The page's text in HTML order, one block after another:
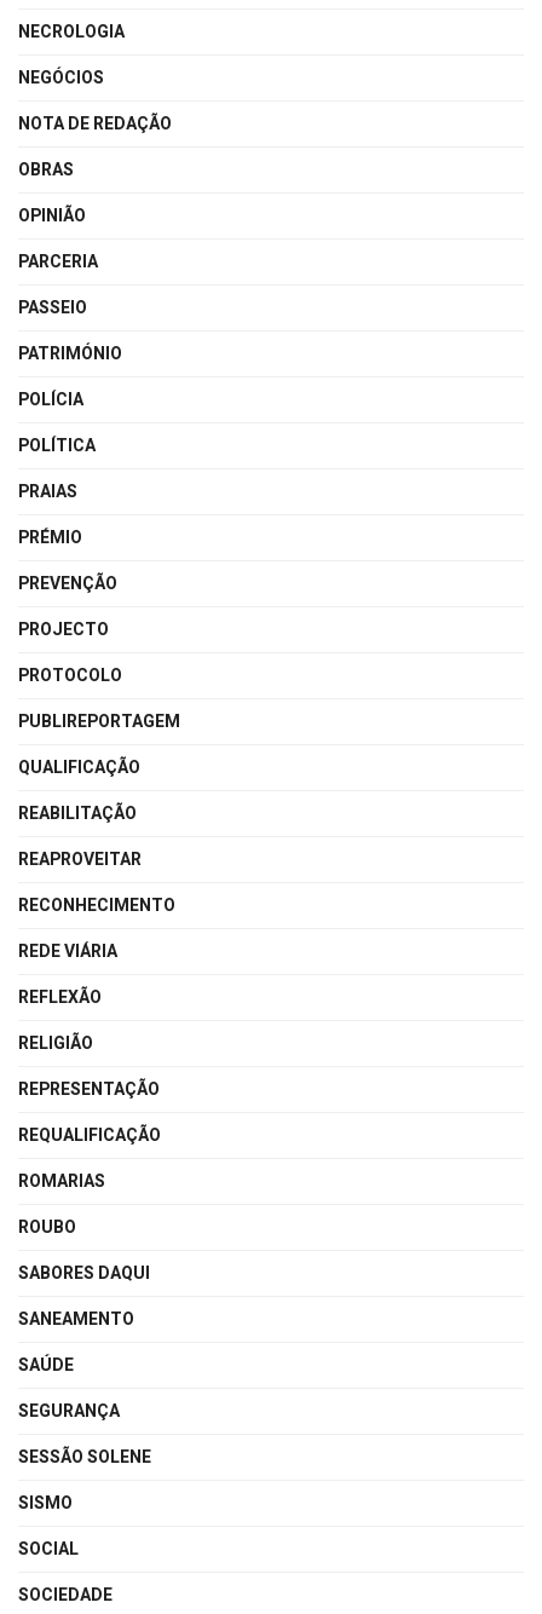
NECROLOGIA
NEGÓCIOS
NOTA DE REDAÇÃO
OBRAS
OPINIÃO
PARCERIA
PASSEIO
PATRIMÓNIO
POLÍCIA
POLÍTICA
PRAIAS
PRÉMIO
PREVENÇÃO
PROJECTO
PROTOCOLO
PUBLIREPORTAGEM
QUALIFICAÇÃO
REABILITAÇÃO
REAPROVEITAR
RECONHECIMENTO
REDE VIÁRIA
REFLEXÃO
RELIGIÃO
REPRESENTAÇÃO
REQUALIFICAÇÃO
ROMARIAS
ROUBO
SABORES DAQUI
SANEAMENTO
SAÚDE
SEGURANÇA
SESSÃO SOLENE
SISMO
SOCIAL
SOCIEDADE